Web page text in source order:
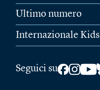
Ultimo numero
Internazionale Kids
Seguici su